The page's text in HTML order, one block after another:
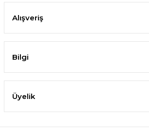
Alışveriş
Bilgi
Üyelik